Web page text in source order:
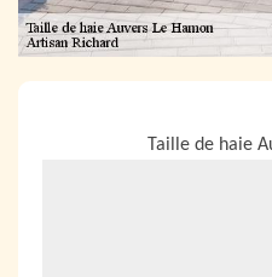
Taille de haie